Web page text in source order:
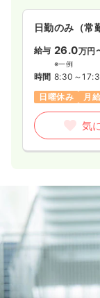
日勤のみ（常
給与 26.0万円
※一例
時間 8:30～
日曜休み
月
気